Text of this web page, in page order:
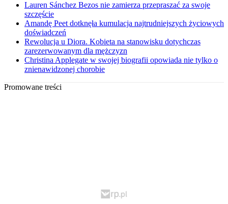
Lauren Sánchez Bezos nie zamierza przepraszać za swoje
szczęście
Amandę Peet dotknęła kumulacja najtrudniejszych życiowych
doświadczeń
Rewolucja u Diora. Kobieta na stanowisku dotychczas
zarezerwowanym dla mężczyzn
Christina Applegate w swojej biografii opowiada nie tylko o
znienawidzonej chorobie
Promowane treści